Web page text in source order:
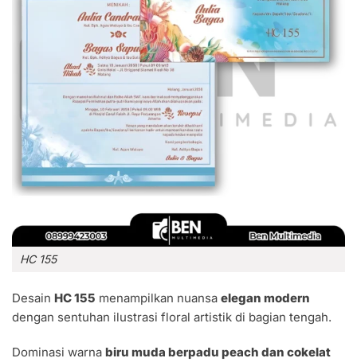
HC 155
Desain HC 155 menampilkan nuansa elegan modern
dengan sentuhan ilustrasi floral artistik di bagian tengah.
Dominasi warna biru muda berpadu peach dan cokelat